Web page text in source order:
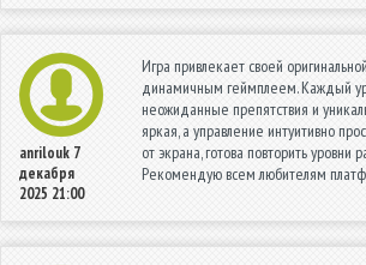
anrilouk 7
декабря
2025 21:00
Игра привлекает своей
динамичным геймплеем. Каждый
неожиданные препятствия и
яркая, а управление интуитивно
от экрана, готова повторить уровни
Рекомендую всем любителям